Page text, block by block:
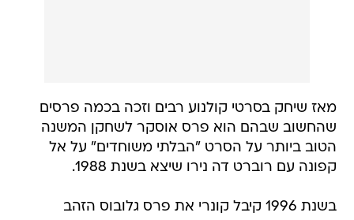
מאז שיחק בסרטי קולנוע רבים וזכה בכמה פרסים
שהחשוב שבהם הוא פרס אוסקר לשחקן המשנה
הטוב ביותר על הסרט "הבלתי משוחדים" על אל
קפונה עם רוברט דה נירו שיצא בשנת 1988.
בשנת 1996 קיבל קונרי את פרס גלובוס הזהב